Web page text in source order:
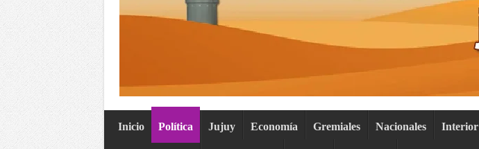
Inicio Política Jujuy Economía Gremiales Nacionales Interior